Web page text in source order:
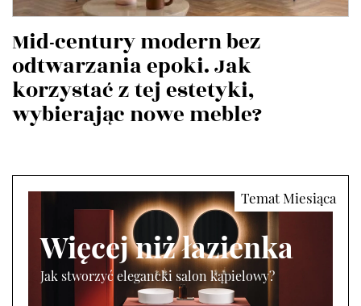
Mid-century modern bez
odtwarzania epoki. Jak
korzystać z tej estetyki,
wybierając nowe meble?
Więcej niż łazienka
Jak stworzyć elegancki salon kąpielowy?